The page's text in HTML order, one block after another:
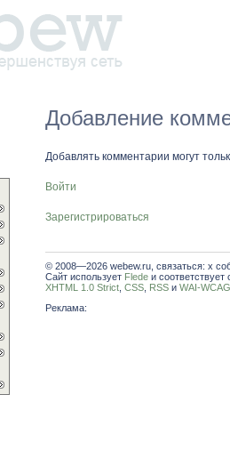
Добавление
Добавлять комментарии могут
Войти
Зарегистрироваться
© 2008—2026 webew.ru, связаться: x
Сайт использует Flede и соответствует
XHTML 1.0 Strict CSS RSS и WAI-
Реклама: